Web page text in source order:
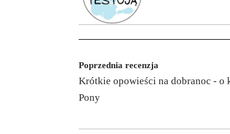
Poprzednia recenzja
Krótkie opowieści na dobranoc - o
Pony